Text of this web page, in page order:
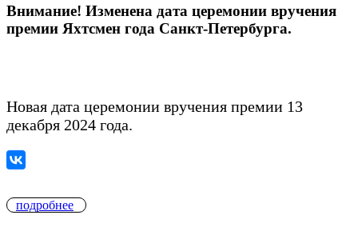
Внимание! Изменена дата церемонии вручения
премии Яхтсмен года Санкт-Петербурга.
Новая дата церемонии вручения премии 13
декабря 2024 года.
подробнее